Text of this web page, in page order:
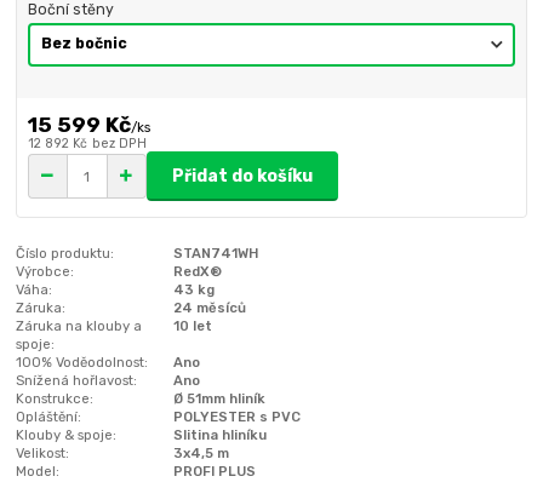
Boční stěny
15 599 Kč/ks
12 892 Kč bez DPH
Přidat do košíku
Číslo produktu:
STAN741WH
Výrobce:
RedX®
Váha:
43 kg
Záruka:
24 měsíců
Záruka na klouby a
spoje:
10 let
100% Voděodolnost:
Ano
Snížená hořlavost:
Ano
Konstrukce:
Ø 51mm hliník
Opláštění:
POLYESTER s PVC
Klouby & spoje:
Slitina hliníku
Velikost:
3x4,5 m
Model:
PROFI PLUS